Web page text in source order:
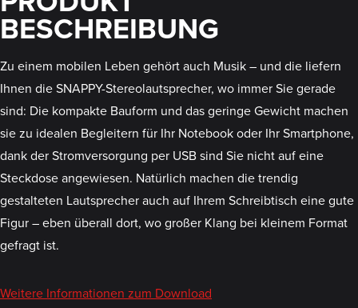
BESCHREIBUNG
Zu einem mobilen Leben gehört auch Musik – und die liefern
Ihnen die SNAPPY-Stereolautsprecher, wo immer Sie gerade
sind: Die kompakte Bauform und das geringe Gewicht machen
sie zu idealen Begleitern für Ihr Notebook oder Ihr Smartphone,
dank der Stromversorgung per USB sind Sie nicht auf eine
Steckdose angewiesen. Natürlich machen die trendig
gestalteten Lautsprecher auch auf Ihrem Schreibtisch eine gute
Figur – eben überall dort, wo großer Klang bei kleinem Format
gefragt ist.
Weitere Informationen zum Download